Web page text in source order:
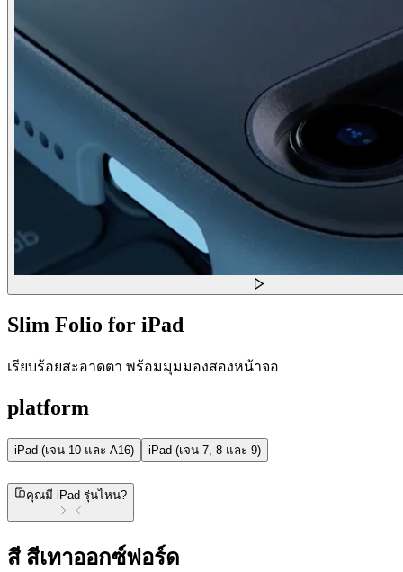
Slim Folio for iPad
เรียบร้อยสะอาดตา พร้อมมุมมองสองหน้าจอ
platform
iPad (เจน 10 และ A16) iPad (เจน 7, 8 และ 9)
คุณมี iPad รุ่นไหน?
สี สีเทาออกซ์ฟอร์ด